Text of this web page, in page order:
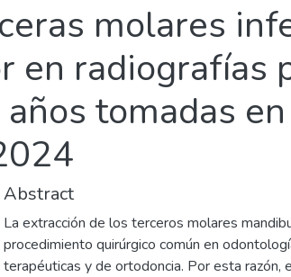
molares
en radiografías
tomadas
Abstract
La extracción de los terceros molares
procedimiento quirúrgico común en
terapéuticas y de ortodoncia. Por esta razón,